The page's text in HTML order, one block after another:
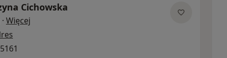
Cichowska
· Więcej